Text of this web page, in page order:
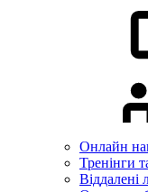
Онлайн
Тренінги
Віддалені